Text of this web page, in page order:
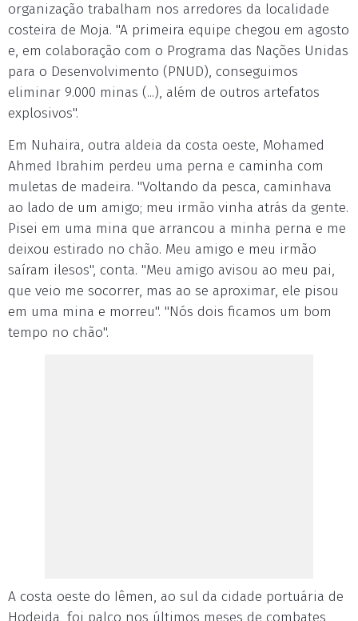
organização trabalham nos arredores da localidade
costeira de Moja. "A primeira equipe chegou em agosto
e, em colaboração com o Programa das Nações Unidas
para o Desenvolvimento (PNUD), conseguimos
eliminar 9.000 minas (...), além de outros artefatos
explosivos".
Em Nuhaira, outra aldeia da costa oeste, Mohamed
Ahmed Ibrahim perdeu uma perna e caminha com
muletas de madeira. "Voltando da pesca, caminhava
ao lado de um amigo; meu irmão vinha atrás da gente.
Pisei em uma mina que arrancou a minha perna e me
deixou estirado no chão. Meu amigo e meu irmão
saíram ilesos", conta. "Meu amigo avisou ao meu pai,
que veio me socorrer, mas ao se aproximar, ele pisou
em uma mina e morreu". "Nós dois ficamos um bom
tempo no chão".
A costa oeste do Iêmen, ao sul da cidade portuária de
Hodeida, foi palco nos últimos meses de combates